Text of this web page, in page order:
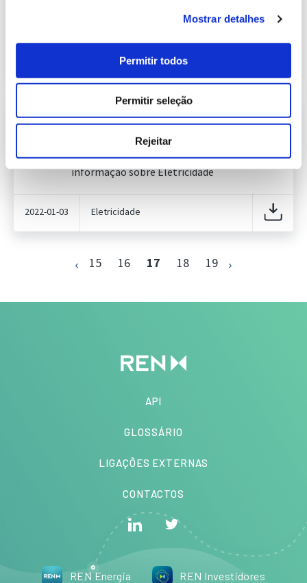
Mostrar detalhes
Permitir todos
Permitir seleção
Rejeitar
informação sobre Eletricidade
Eletricidade
Informação Semanal do Sistema
Eletroprodutor da semana 52 de
Publicação com periodicidade semanal, com
informação sobre Eletricidade
2022-01-03 Eletricidade
15 16 17 18 19
API
GLOSSÁRIO
LIGAÇÕES EXTERNAS
CONTACTOS
REN Energia REN Investidores